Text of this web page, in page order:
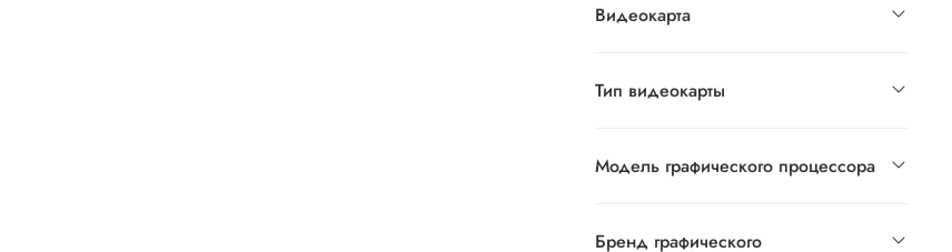
Видеокарта
Тип видеокарты
Модель графического процессора
Бренд графического